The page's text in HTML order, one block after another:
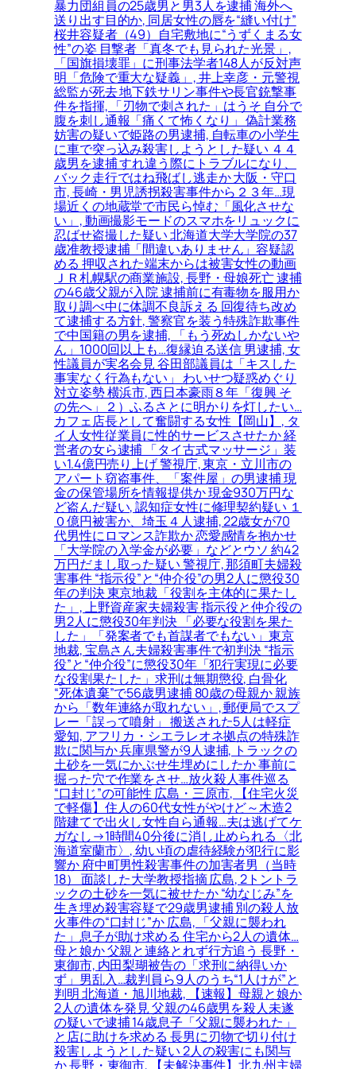
暴力団組員の25歳男と男3人を逮捕 海外へ
送り出す目的か, 同居女性の唇を“縫い付け”
桜井容疑者（49）自宅敷地に“うずくまる女
性”の姿 目撃者「真冬でも見られた光景」,
「国旗損壊罪」に刑事法学者148人が反対声
明「危険で重大な疑義」, 井上幸彦・元警視
総監が死去 地下鉄サリン事件や長官銃撃事
件を指揮, 「刃物で刺された」はうそ 自分で
腹を刺し通報「痛くて怖くなり」 偽計業務
妨害の疑いで姫路の男逮捕, 自転車の小学生
に車で突っ込み殺害しようとした疑い ４４
歳男を逮捕 すれ違う際にトラブルになり、
バック走行ではね飛ばし逃走か 大阪・守口
市, 長崎・男児誘拐殺害事件から２３年…現
場近くの地蔵堂で市民ら悼む「風化させな
い」, 動画撮影モードのスマホをリュックに
忍ばせ盗撮した疑い 北海道大学大学院の37
歳准教授逮捕「間違いありません」容疑認
める 押収された端末からは被害女性の動画
ＪＲ札幌駅の商業施設, 長野・母娘死亡 逮捕
の46歳父親が入院 逮捕前に有毒物を服用か
取り調べ中に体調不良訴える 回復待ち改め
て逮捕する方針, 警察官を装う特殊詐欺事件
で中国籍の男を逮捕, 「もう死ぬしかないや
ん」1000回以上も…復縁迫る送信 男逮捕, 女
性議員が実名会見 谷田部議員は「キスした
事実なく行為もない」 わいせつ疑惑めぐり
対立姿勢 横浜市, 西日本豪雨８年「復興 そ
の先へ」２）ふるさとに明かりを灯したい…
カフェ店長として奮闘する女性【岡山】, タ
イ人女性従業員に性的サービスさせたか 経
営者の女ら逮捕 「タイ古式マッサージ」装
い1.4億円売り上げ 警視庁, 東京・立川市の
アパート窃盗事件、「案件屋」の男逮捕 現
金の保管場所を情報提供か 現金930万円な
ど盗んだ疑い, 認知症女性に修理契約疑い １
０億円被害か、埼玉４人逮捕, 22歳女が70
代男性にロマンス詐欺か 恋愛感情を抱かせ
「大学院の入学金が必要」などとウソ 約42
万円だまし取った疑い 警視庁, 那須町夫婦殺
害事件 “指示役”と“仲介役”の男2人に懲役30
年の判決 東京地裁「役割を主体的に果たし
た」, 上野資産家夫婦殺害 指示役と仲介役の
男2人に懲役30年判決 「必要な役割を果た
した」「発案者でも首謀者でもない」東京
地裁, 宝島さん夫婦殺害事件で初判決 “指示
役”と“仲介役”に懲役30年「犯行実現に必要
な役割果たした」求刑は無期懲役, 白骨化
“死体遺棄”で56歳男逮捕 80歳の母親か 親族
から「数年連絡が取れない」, 郵便局でスプ
レー「誤って噴射」 搬送された5人は軽症
愛知, アフリカ・シエラレオネ拠点の特殊詐
欺に関与か 兵庫県警が9人逮捕, トラックの
土砂を一気にかぶせ生埋めにしたか 事前に
掘った穴で作業をさせ…放火殺人事件巡る
“口封じ”の可能性 広島・三原市, 【住宅火災
で軽傷】住人の60代女性がやけど～木造2
階建てで出火し女性自ら通報…夫は逃げてケ
ガなし→1時間40分後に消し止められる〈北
海道室蘭市〉, 幼い頃の虐待経験が犯行に影
響か 府中町男性殺害事件の加害者男（当時
18） 面談した大学教授指摘 広島, 2トントラ
ックの土砂を一気に被せたか “幼なじみ”を
生き埋め殺害容疑で29歳男逮捕 別の殺人放
火事件の“口封じ”か 広島, 「父親に襲われ
た」息子が助け求める 住宅から2人の遺体…
母と娘か 父親と連絡とれず行方追う 長野・
東御市, 内田梨瑚被告の「求刑に納得いか
ず」男乱入…裁判員ら9人のうち“1人けが”と
判明 北海道・旭川地裁, 【速報】母親と娘か
2人の遺体を発見 父親の46歳男を殺人未遂
の疑いで逮捕 14歳息子「父親に襲われた」
と店に助けを求める 長男に刃物で切り付け
殺害しようとした疑い 2人の殺害にも関与
か 長野・東御市, 【未解決事件】北九州主婦